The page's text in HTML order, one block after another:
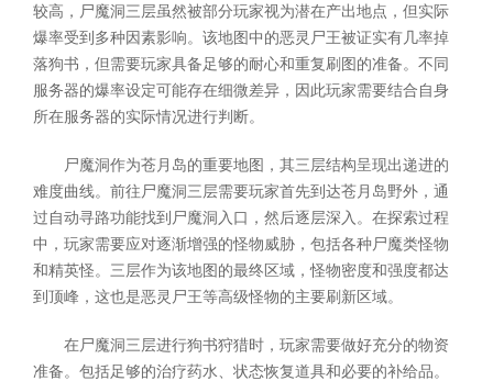
较高，尸魔洞三层虽然被部分玩家视为潜在产出地点，但实际
爆率受到多种因素影响。该地图中的恶灵尸王被证实有几率掉
落狗书，但需要玩家具备足够的耐心和重复刷图的准备。不同
服务器的爆率设定可能存在细微差异，因此玩家需要结合自身
所在服务器的实际情况进行判断。
尸魔洞作为苍月岛的重要地图，其三层结构呈现出递进的
难度曲线。前往尸魔洞三层需要玩家首先到达苍月岛野外，通
过自动寻路功能找到尸魔洞入口，然后逐层深入。在探索过程
中，玩家需要应对逐渐增强的怪物威胁，包括各种尸魔类怪物
和精英怪。三层作为该地图的最终区域，怪物密度和强度都达
到顶峰，这也是恶灵尸王等高级怪物的主要刷新区域。
在尸魔洞三层进行狗书狩猎时，玩家需要做好充分的物资
准备。包括足够的治疗药水、状态恢复道具和必要的补给品。